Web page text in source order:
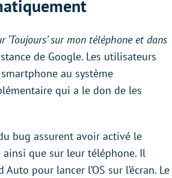
sur mon téléphone et dans
de Google. Les utilisateurs
au système
qui a le don de les
bug assurent avoir activé le
que sur leur téléphone. Il
pour lancer l’OS sur l’écran. Le